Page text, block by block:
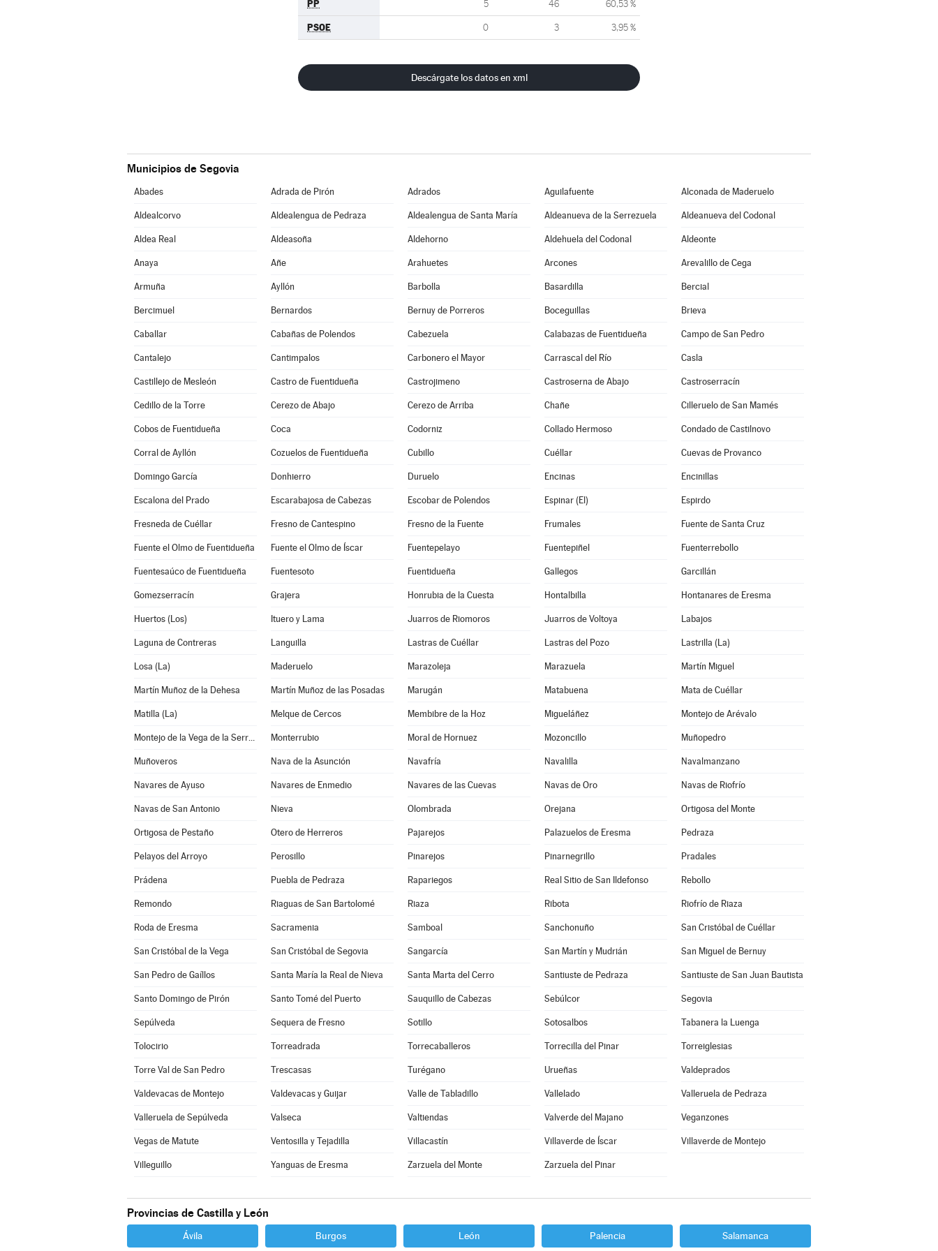
PP 5 46 60,53 %
PSOE 0 3 3,95 %
Descárgate los datos en xml
Municipios de Segovia
Abades Adrada de Pirón Adrados Aguilafuente Alconada de Maderuelo
Aldealcorvo Aldealengua de Pedraza Aldealengua de Santa María Aldeanueva de la Serrezuela Aldeanueva del Codonal
Aldea Real Aldeasoña Aldehorno Aldehuela del Codonal Aldeonte
Anaya Añe Arahuetes Arcones Arevalillo de Cega
Armuña Ayllón Barbolla Basardilla Bercial
Bercimuel Bernardos Bernuy de Porreros Boceguillas Brieva
Caballar Cabañas de Polendos Cabezuela Calabazas de Fuentidueña Campo de San Pedro
Cantalejo Cantimpalos Carbonero el Mayor Carrascal del Río Casla
Castillejo de Mesleón Castro de Fuentidueña Castrojimeno Castroserna de Abajo Castroserracín
Cedillo de la Torre Cerezo de Abajo Cerezo de Arriba Chañe Cilleruelo de San Mamés
Cobos de Fuentidueña Coca Codorniz Collado Hermoso Condado de Castilnovo
Corral de Ayllón Cozuelos de Fuentidueña Cubillo Cuéllar Cuevas de Provanco
Domingo García Donhierro Duruelo Encinas Encinillas
Escalona del Prado Escarabajosa de Cabezas Escobar de Polendos Espinar (El) Espirdo
Fresneda de Cuéllar Fresno de Cantespino Fresno de la Fuente Frumales Fuente de Santa Cruz
Fuente el Olmo de Fuentidueña Fuente el Olmo de Íscar Fuentepelayo Fuentepiñel Fuenterrebollo
Fuentesaúco de Fuentidueña Fuentesoto Fuentidueña Gallegos Garcillán
Gomezserracín Grajera Honrubia de la Cuesta Hontalbilla Hontanares de Eresma
Huertos (Los) Ituero y Lama Juarros de Riomoros Juarros de Voltoya Labajos
Laguna de Contreras Languilla Lastras de Cuéllar Lastras del Pozo Lastrilla (La)
Losa (La) Maderuelo Marazoleja Marazuela Martín Miguel
Martín Muñoz de la Dehesa Martín Muñoz de las Posadas Marugán Matabuena Mata de Cuéllar
Matilla (La) Melque de Cercos Membibre de la Hoz Migueláñez Montejo de Arévalo
Montejo de la Vega de la Serrezuela Monterrubio Moral de Hornuez Mozoncillo Muñopedro
Muñoveros Nava de la Asunción Navafría Navalilla Navalmanzano
Navares de Ayuso Navares de Enmedio Navares de las Cuevas Navas de Oro Navas de Riofrío
Navas de San Antonio Nieva Olombrada Orejana Ortigosa del Monte
Ortigosa de Pestaño Otero de Herreros Pajarejos Palazuelos de Eresma Pedraza
Pelayos del Arroyo Perosillo Pinarejos Pinarnegrillo Pradales
Prádena Puebla de Pedraza Rapariegos Real Sitio de San Ildefonso Rebollo
Remondo Riaguas de San Bartolomé Riaza Ribota Riofrío de Riaza
Roda de Eresma Sacramenia Samboal Sanchonuño San Cristóbal de Cuéllar
San Cristóbal de la Vega San Cristóbal de Segovia Sangarcía San Martín y Mudrián San Miguel de Bernuy
San Pedro de Gaíllos Santa María la Real de Nieva Santa Marta del Cerro Santiuste de Pedraza Santiuste de San Juan Bautista
Santo Domingo de Pirón Santo Tomé del Puerto Sauquillo de Cabezas Sebúlcor Segovia
Sepúlveda Sequera de Fresno Sotillo Sotosalbos Tabanera la Luenga
Tolocirio Torreadrada Torrecaballeros Torrecilla del Pinar Torreiglesias
Torre Val de San Pedro Trescasas Turégano Urueñas Valdeprados
Valdevacas de Montejo Valdevacas y Guijar Valle de Tabladillo Vallelado Valleruela de Pedraza
Valleruela de Sepúlveda Valseca Valtiendas Valverde del Majano Veganzones
Vegas de Matute Ventosilla y Tejadilla Villacastín Villaverde de Íscar Villaverde de Montejo
Villeguillo Yanguas de Eresma Zarzuela del Monte Zarzuela del Pinar
Provincias de Castilla y León
Ávila Burgos León Palencia Salamanca